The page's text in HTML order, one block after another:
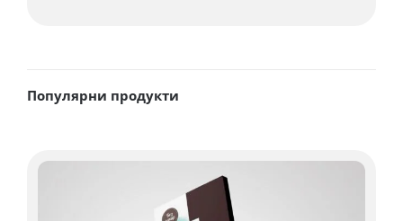
Популярни продукти